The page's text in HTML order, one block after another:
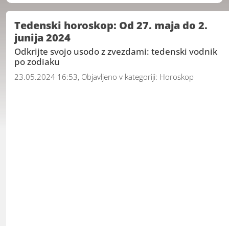
Tedenski horoskop: Od 27. maja do 2.
junija 2024
Odkrijte svojo usodo z zvezdami: tedenski vodnik
po zodiaku
23.05.2024 16:53, Objavljeno v kategoriji: Horoskop